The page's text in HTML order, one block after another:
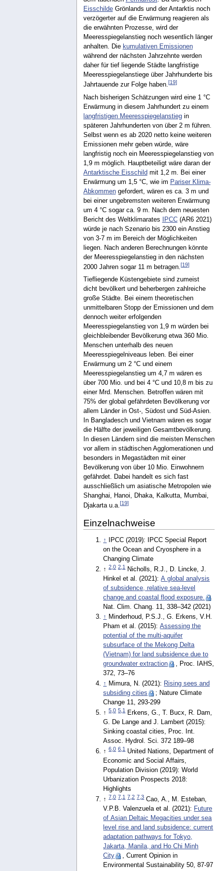
EisschildeGrönlands und der Antarktis noch
verzögerter auf die Erwärmung reagieren als
die erwähnten Prozesse, wird der
Meeresspiegelanstieg noch wesentlich länger
anhalten. Die kumulativen Emissionen
während der nächsten Jahrzehnte werden
daher für tief liegende Städte langfristige
Meeresspiegelanstiege über Jahrhunderte bis
Jahrtauende zur Folge haben.[19]
Nach bisherigen Schätzungen wird eine 1 °C
Erwärmung in diesem Jahrhundert zu einem
langfristigen Meeresspiegelanstiegin
späteren Jahrhunderten von über 2 m führen.
Selbst wenn es ab 2020 netto keine weiteren
Emissionen mehr geben würde, wäre
langfristig noch ein Meeresspiegelanstieg von
1,9 m möglich. Hauptbeteiligt wäre daran der
Antarktische Eisschild mit 1,2 m. Bei einer
Erwärmung um 1,5 °C, wie im Pariser Klima-
Abkommengefordert, wären es ca. 3 m und
bei einer ungebremsten weiteren Erwärmung
um 4 °C sogar ca. 9 m. Nach dem neuesten
Bericht des Weltklimarates
IPCC(AR6 2021)
würde je nach Szenario bis 2300 ein Anstieg
von 3-7 m im Bereich der Möglichkeiten
liegen. Nach anderen Berechnungen könnte
der Meeresspiegelanstieg in den nächsten
2000 Jahren sogar 11 m betragen. [19]
Tiefliegende Küstengebiete sind zumeist
dicht bevölkert und beherbergen zahlreiche
große Städte. Bei einem theoretischen
unmittelbaren Stopp der Emissionen und dem
dennoch weiter erfolgenden
Meeresspiegelanstieg von 1,9 m würden bei
gleichbleibender Bevölkerung etwa 360 Mio.
Menschen unterhalb des neuen
Meeresspiegelniveaus leben. Bei einer
Erwärmung um 2 °C und einem
Meeresspiegelanstieg um 4,7 m wären es
über 700 Mio. und bei 4 °C und 10,8 m bis zu
einer Mrd. Menschen. Betroffen wären mit
75% der global gefährdeten Bevölkerung vor
allem Länder in Ost-, Südost und Süd-Asien.
In Bangladesch und Vietnam wären es sogar
die Hälfte der jeweiligen Gesamtbevölkerung.
In diesen Ländern sind die meisten Menschen
vor allem in städtischen Agglomerationen und
besonders in Megastädten mit einer
Bevölkerung von über 10 Mio. Einwohnern
gefährdet. Dabei handelt es sich fast
ausschließlich um asiatische Metropolen wie
Shanghai, Hanoi, Dhaka, Kalkutta, Mumbai,
Djakarta u.a.[19]
Einzelnachweise
↑
IPCC (2019): IPCC Special Report
on the Ocean and Cryosphere in a
Changing Climate
↑2,0 2,1
Nicholls, R.J., D. Lincke, J.
Hinkel et al. (2021):A global analysis
of subsidence, relative sea-level
change and coastal flood exposure.
Nat. Clim. Chang. 11, 338–342 (2021)
↑ Minderhoud, P.S.J., G. Erkens, V.H.
Pham et al. (2015):Assessing the
potential of the multi-aquifer
subsurface of the Mekong Delta
(Vietnam) for land subsidence due to
groundwater extraction
, Proc. IAHS,
372, 73–76
↑ Mimura, N. (2021): Rising sees and
subsiding cities
; Nature Climate
Change 11, 293-299
↑5,0 5,1
Erkens, G., T. Bucx, R. Dam,
G. De Lange and J. Lambert (2015):
Sinking coastal cities, Proc. Int.
Assoc. Hydrol. Sci. 372 189–98
↑6,0 6,1
United Nations, Department of
Economic and Social Affairs,
Population Division (2019): World
Urbanization Prospects 2018:
Highlights
↑7,0 7,1 7,2 7,3 Cao, A., M. Esteban,
V.P.B. Valenzuela et al. (2021): Future
of Asian Deltaic Megacities under sea
level rise and land subsidence: current
adaptation pathways for Tokyo,
Jakarta, Manila, and Ho Chi Minh
City
, Current Opinion in
Environmental Sustainability 50, 87-97